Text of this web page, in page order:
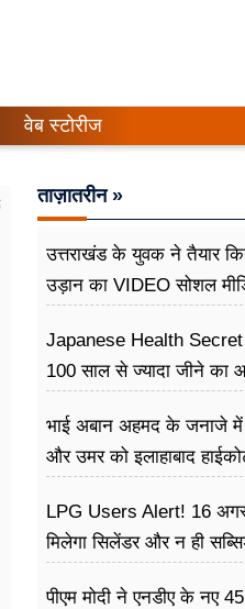
वेब स्टोरीज
ताज़ातरीन »
उत्तराखंड के युवक ने तैयार
उड़ान का VIDEO सोशल
Japanese Health
100 साल से ज्यादा जीने का
भाई अबान अहमद के जनाजे
और उमर को इलाहाबाद
LPG Users Alert! 16
मिलेगा सिलेंडर और न ही
पीएम मोदी ने एनडीए के नए